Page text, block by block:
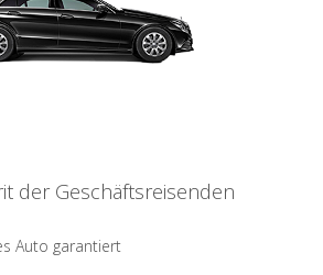
der Geschäftsreisenden
Auto garantiert